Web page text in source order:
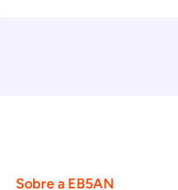
Sobre a EB5AN